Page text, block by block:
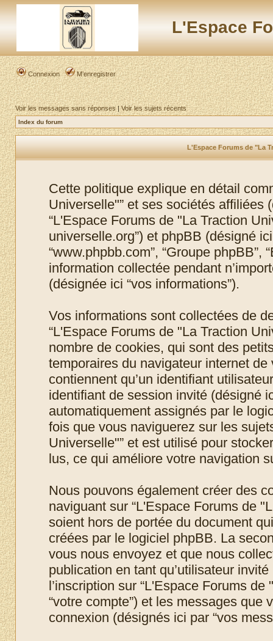
L'Espace
Connexion M’enregistrer
Voir les messages sans réponses|Voir les sujets récents
Index du forum
L'Espace Forums de "La
Cette politique explique en détail
Universelle"” et ses sociétés affiliées
“L'Espace Forums de "La Traction
universelle.org”) et phpBB (désigné ici
“www.phpbb.com”, “Groupe phpBB”,
information collectée pendant
(désignée ici “vos informations”).
Vos informations sont collectées de
“L'Espace Forums de "La Traction
nombre de cookies, qui sont des
temporaires du navigateur internet
contiennent qu’un identifiant
identifiant de session invité (désigné
automatiquement assignés par le
fois que vous naviguerez sur les
Universelle"” et est utilisé pour
lus, ce qui améliore votre navigation
Nous pouvons également créer des
naviguant sur “L'Espace Forums de
soient hors de portée du document
créées par le logiciel phpBB. La
vous nous envoyez et que nous
publication en tant qu’utilisateur
l’inscription sur “L'Espace Forums
“votre compte”) et les messages que
connexion (désignés ici par “vos